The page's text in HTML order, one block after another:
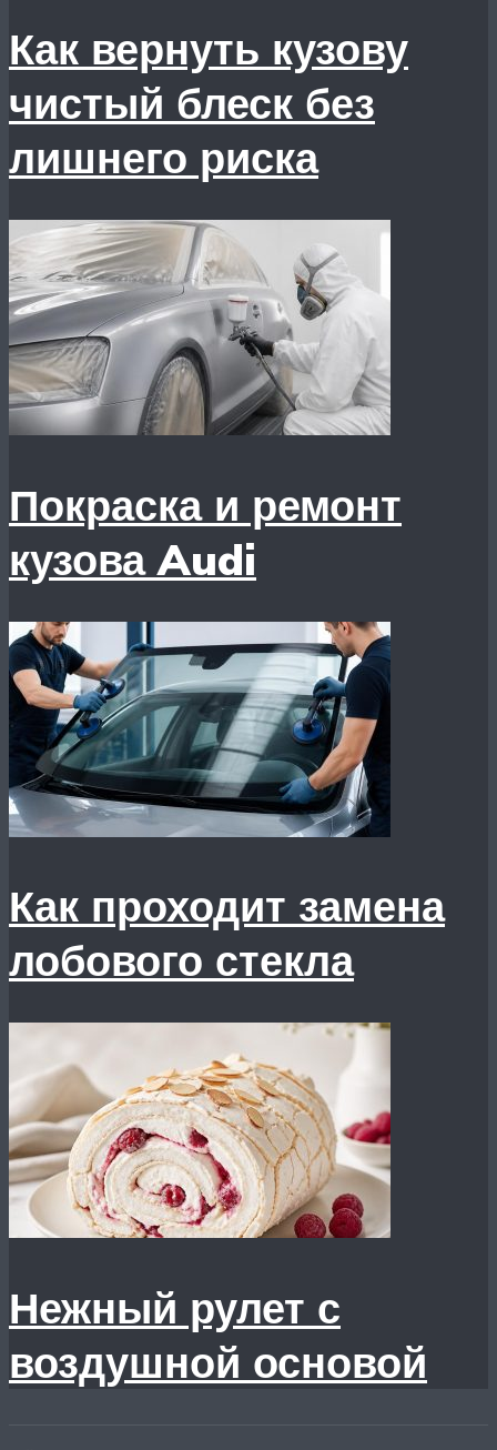
Как вернуть кузову
чистый блеск без
лишнего риска
Покраска и ремонт
кузова Audi
Как проходит замена
лобового стекла
Нежный рулет с
воздушной основой